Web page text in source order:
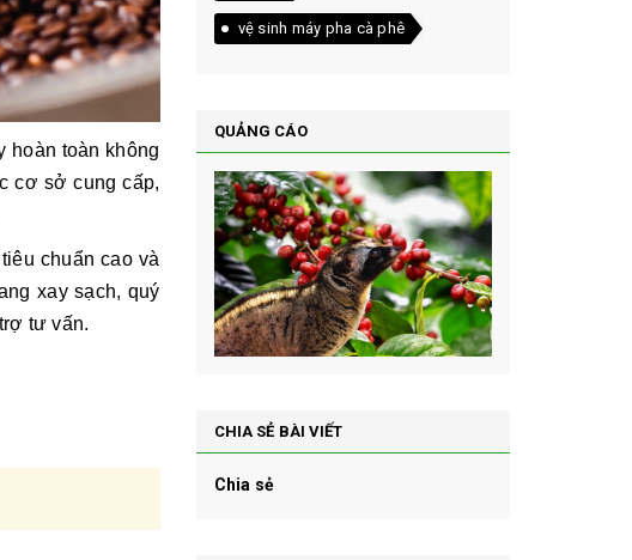
hoàn toàn không
cơ sở cung cấp,
chuẩn cao và
xay sạch, quý
tư vấn.
vệ sinh máy pha cà phê
QUẢNG CÁO
CHIA SẺ BÀI VIẾT
Chia sẻ